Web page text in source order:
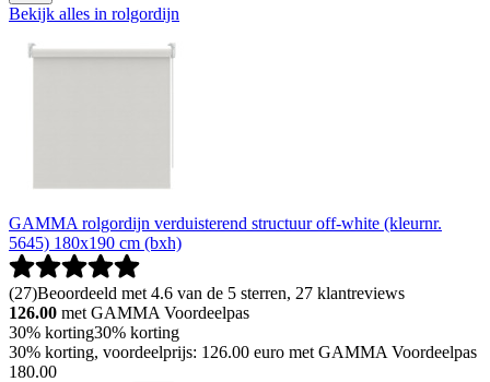
Bekijk alles in rolgordijn
GAMMA rolgordijn verduisterend structuur off-white (kleurnr.
5645) 180x190 cm (bxh)
(27)Beoordeeld met 4.6 van de 5 sterren, 27 klantreviews
126.00 met GAMMA Voordeelpas
30% korting30% korting
30% korting, voordeelprijs: 126.00 euro met GAMMA Voordeelpas
180.00